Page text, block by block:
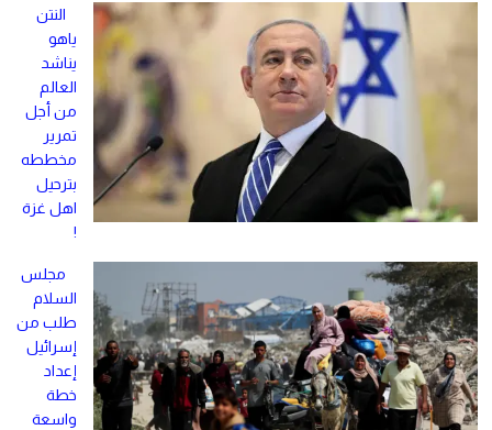
النتن
ياهو
يناشد
العالم
من أجل
تمرير
مخططه
بترحيل
اهل غزة
!
مجلس
السلام
طلب من
إسرائيل
إعداد
خطة
واسعة